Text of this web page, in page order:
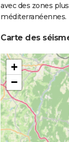
avec des zones
méditerranéennes.
Carte des
+
−